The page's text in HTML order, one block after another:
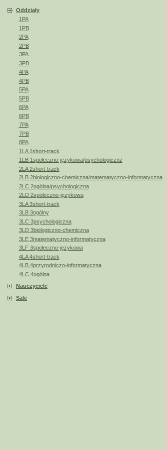
Oddziały
1PA
1PB
2PA
2PB
3PA
3PB
4PA
4PB
5PA
5PB
6PA
6PB
7PA
7PB
8PA
1LA 1short-track
1LB 1społeczno-językowa/psychologicznz
2LA 2short-track
2LB 2biologiczno-chemiczna/matematyczno-informatyczna
2LC 2ogólna/psychologiczna
2LD 2społeczno-językowa
3LA 3short-track
3LB 3ogólny
3LC 3psychologiczna
3LD 3biologiczno-chemiczna
3LE 3matematyczno-informatyczna
3LF 3społeczno-językowa
4LA 4short-track
4LB 4przyrodniczo-informatyczna
4LC 4ogólna
Nauczyciele
Sale